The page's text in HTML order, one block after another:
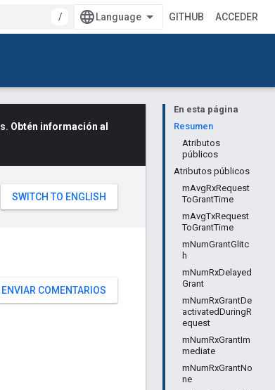
/ GITHUB ACCEDER
En esta página
Resumen
Atributos
públicos
Atributos públicos
mAvgRxRequest
ToGrantTime
mAvgTxRequest
ToGrantTime
mNumGrantGlitc
h
mNumRxDelayed
Grant
mNumRxGrantDe
activatedDuringR
equest
mNumRxGrantIm
mediate
mNumRxGrantNo
ne
Obtén información al
ENVIAR COMENTARIOS